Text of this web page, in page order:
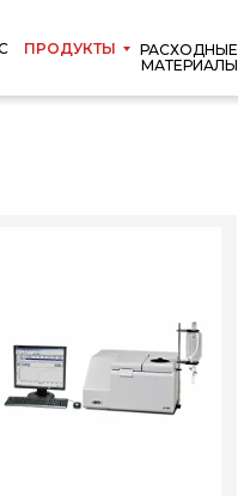
ПРОДУКТЫ
РАСХОДНЫЕ
МАТЕРИАЛЫ